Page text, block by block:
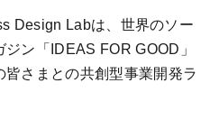
Design Labは、世界のソー
ン「IDEAS FOR GOOD」
さまとの共創型事業開発ラ